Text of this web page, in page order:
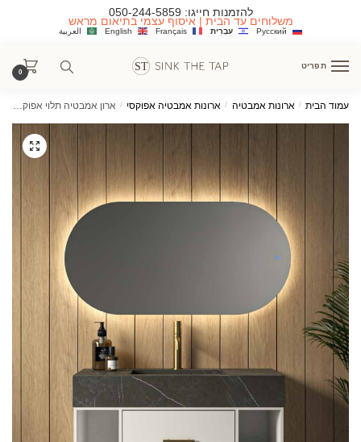
להזמנות חייגו: 050-244-5859
משלוחים עד הבית | איסוף עצמי בתיאום מראש
العربية English Français עִבְרִית Русский
תפריט
0
עמוד הבית / ארונות אמבטיה / ארונות אמבטיה אפוקסי / ארון אמבטיה תלוי אפוקסי נבדה במגוון מידות וגמורים